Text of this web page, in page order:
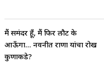
मैं समंदर हूँ, मैं फिर लौट के
आऊँगा... नवनीत राणा यांचा रोख
कुणाकडे?